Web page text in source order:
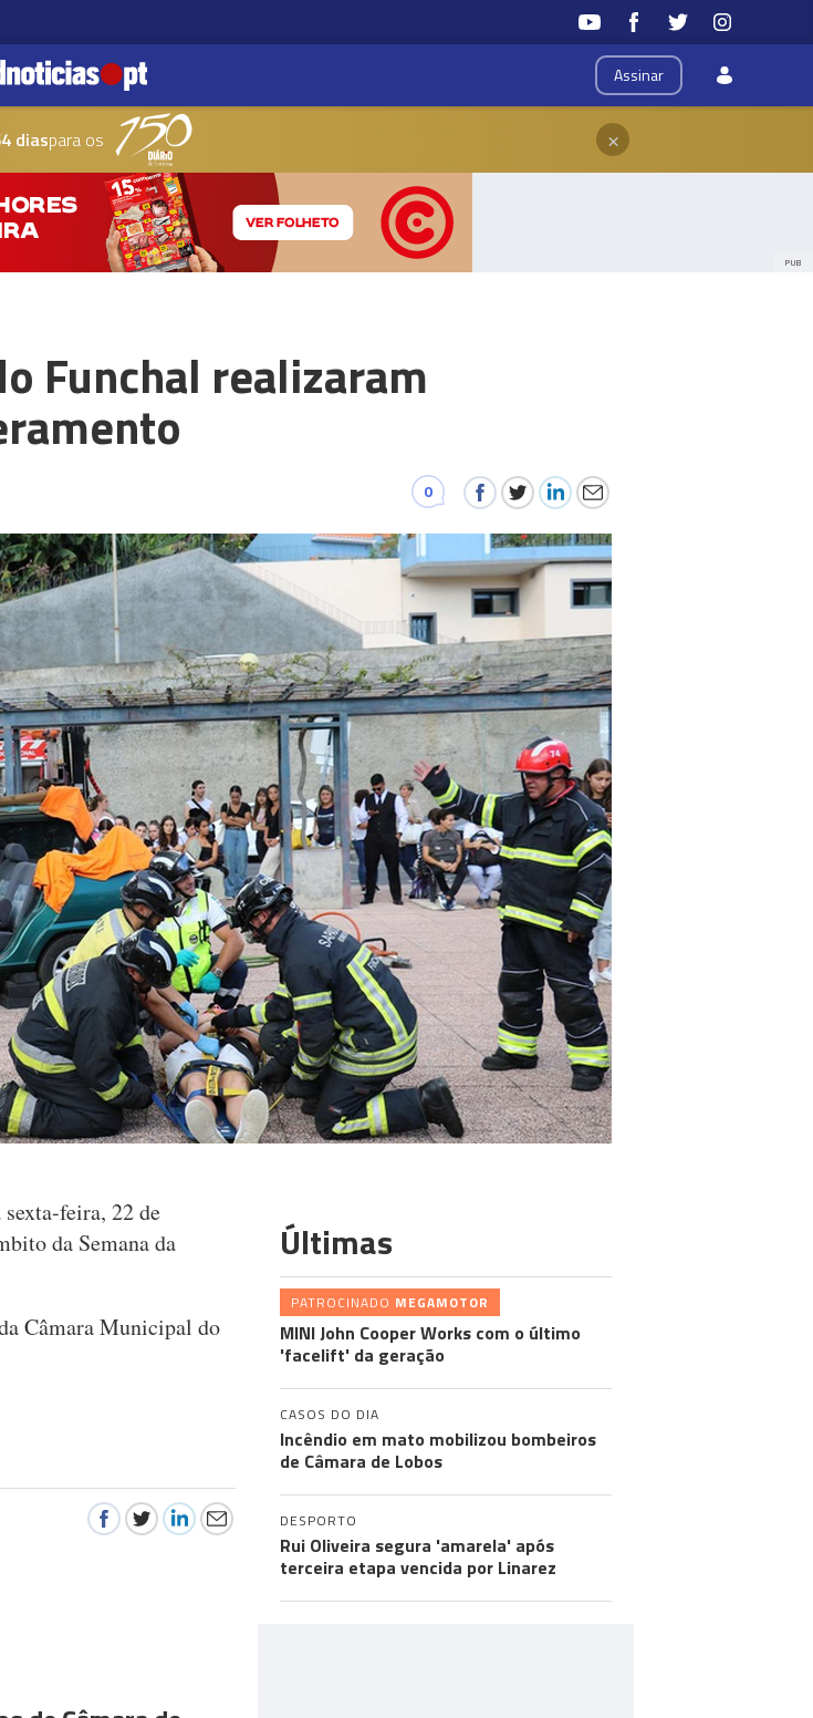
Assinar
diaspara os ×
PUB
Funchal realizaram
0
feira, 22 de
da Semana da
Câmara Municipal do
Últimas
PATROCINADO MEGAMOTOR
MINI John Cooper Works com o último
'facelift' da geração
CASOS DO DIA
Incêndio em mato mobilizou bombeiros
de Câmara de Lobos
DESPORTO
Rui Oliveira segura 'amarela' após
terceira etapa vencida por Linarez